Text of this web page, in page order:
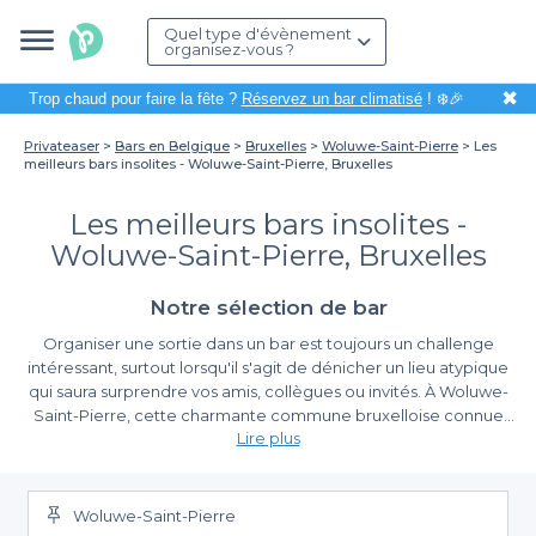
Quel type d'évènement
organisez-vous ?
Trop chaud pour faire la fête ? Réservez un bar climatisé! ❄️🎉 ✖
Privateaser Bars en Belgique Bruxelles Woluwe-Saint-Pierre
Les
meilleurs bars insolites - Woluwe-Saint-Pierre, Bruxelles
Les meilleurs bars insolites -
Woluwe-Saint-Pierre, Bruxelles
Notre sélection de bar
Organiser une sortie dans un bar est toujours un challenge
intéressant, surtout lorsqu'il s'agit de dénicher un lieu atypique
qui saura surprendre vos amis, collègues ou invités. À Woluwe-
Saint-Pierre, cette charmante commune bruxelloise connue
pour ses espaces verts et son ambiance paisible, se cachent des
d'une ambiance conviviale pour un apéritif ou d'un lieu plus
original pour célébrer un événement, ces établissements
atypiques
Lire plus
Woluwe-Saint-Pierre